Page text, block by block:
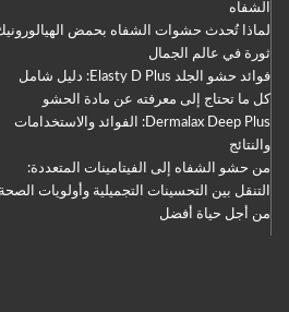
الشفاه
لماذا تُحدث حشوات الشفاه بحمض
ثورة في عالم الجمال
فوائد حشو الجلد Elasty D Plus: دليل شامل
كل ما تحتاج إلى معرفته عن مادة الحشو
Dermalax Deep Plus: الفوائد والاستخدامات
والنتائج
من حشو الشفاه إلى الفيتامينات المتعددة:
التنقل بين التحسينات التجميلية وأولويات الصحة
من أجل حياة أفضل